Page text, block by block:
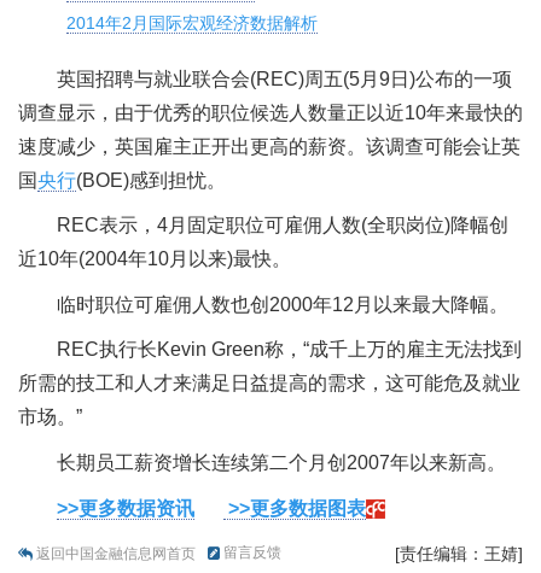
2014年2月国际宏观经济数据解析
英国招聘与就业联合会(REC)周五(5月9日)公布的一项
调查显示，由于优秀的职位候选人数量正以近10年来最快的
速度减少，英国雇主正开出更高的薪资。该调查可能会让英
国央行(BOE)感到担忧。
REC表示，4月固定职位可雇佣人数(全职岗位)降幅创
近10年(2004年10月以来)最快。
临时职位可雇佣人数也创2000年12月以来最大降幅。
REC执行长Kevin Green称，“成千上万的雇主无法找到
所需的技工和人才来满足日益提高的需求，这可能危及就业
市场。”
长期员工薪资增长连续第二个月创2007年以来新高。
>>更多数据资讯 >>更多数据图表
返回中国金融信息网首页 留言反馈 [责任编辑：王婧]